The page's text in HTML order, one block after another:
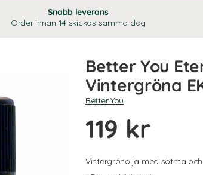
Snabb leverans
Order innan 14 skickas samma dag
Better You
Vintergröna
Better You
119 kr
Vintergrönolja med sötma